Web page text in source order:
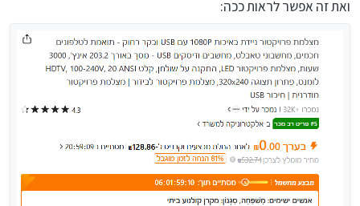
ואת זה אפשר לראות ככה: